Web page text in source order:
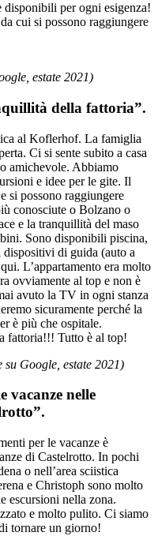
per ogni esigenza!
cui si possono raggiungere
estate 2021)
della fattoria”.
al Koflerhof. La famiglia
Ci si sente subito a casa
amichevole. Abbiamo
e idee per le gite. Il
si possono raggiungere
conosciute o Bolzano o
e la tranquillità del maso
Sono disponibili piscina,
di guida (auto a
L’appartamento era molto
ovviamente al top e non è
avuto la TV in ogni stanza
sicuramente perché la
è più che ospitale.
fattoria!!! Tutto è al top!
Google, estate 2021)
vacanze nelle
per le vacanze è
di Castelrotto. In pochi
o nell’area sciistica
e Christoph sono molto
escursioni nella zona.
e molto pulito. Ci siamo
tornare un giorno!